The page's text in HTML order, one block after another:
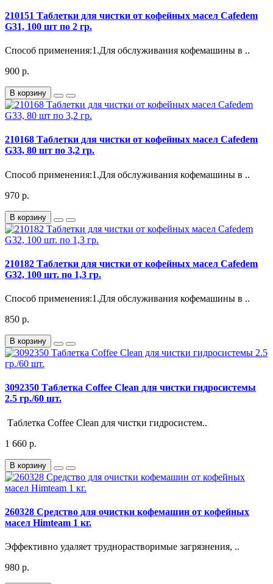
210151 Таблетки для чистки от кофейных масел Cafedem
G31, 100 шт по 2 гр.
Способ применения:1.Для обслуживания кофемашины в ..
900 р.
В корзину
210168 Таблетки для чистки от кофейных масел Cafedem
G33, 80 шт по 3,2 гр.
Способ применения:1.Для обслуживания кофемашины в ..
970 р.
В корзину
210182 Таблетки для чистки от кофейных масел Cafedem
G32, 100 шт. по 1,3 гр.
Способ применения:1.Для обслуживания кофемашины в ..
850 р.
В корзину
3092350 Таблетка Coffee Clean для чистки гидросистемы
2.5 гр./60 шт.
Таблетка Coffee Clean для чистки гидросистем..
1 660 р.
В корзину
260328 Средство для очистки кофемашин от кофейных
масел Himteam 1 кг.
Эффективно удаляет труднорастворимые загрязнения, ..
980 р.